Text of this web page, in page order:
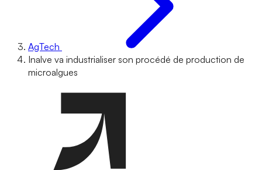
AgTech
Inalve va industrialiser son procédé de production de
microalgues